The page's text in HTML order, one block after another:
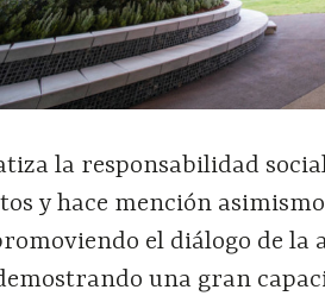
la responsabilidad
y hace mención
el diálogo de la
una gran